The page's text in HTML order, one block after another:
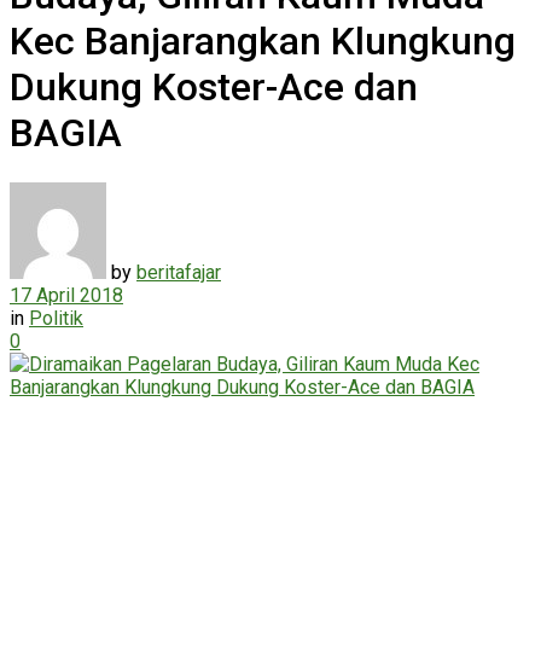
Kec Banjarangkan Klungkung
Dukung Koster-Ace dan
BAGIA
by beritafajar
17 April 2018
in Politik
0